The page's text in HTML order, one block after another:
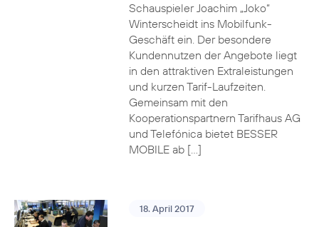
Schauspieler Joachim „Joko“
Winterscheidt ins Mobilfunk-
Geschäft ein. Der besondere
Kundennutzen der Angebote liegt
in den attraktiven Extraleistungen
und kurzen Tarif-Laufzeiten.
Gemeinsam mit den
Kooperationspartnern Tarifhaus AG
und Telefónica bietet BESSER
MOBILE ab […]
18. April 2017